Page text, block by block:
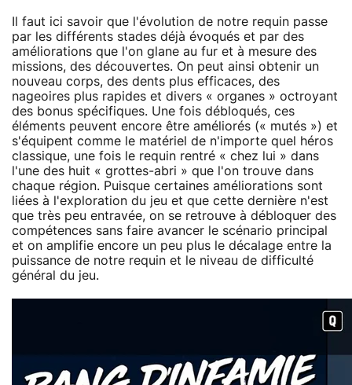
Il faut ici savoir que l'évolution de notre requin passe
par les différents stades déjà évoqués et par des
améliorations que l'on glane au fur et à mesure des
missions, des découvertes. On peut ainsi obtenir un
nouveau corps, des dents plus efficaces, des
nageoires plus rapides et divers « organes » octroyant
des bonus spécifiques. Une fois débloqués, ces
éléments peuvent encore être améliorés (« mutés ») et
s'équipent comme le matériel de n'importe quel héros
classique, une fois le requin rentré « chez lui » dans
l'une des huit « grottes-abri » que l'on trouve dans
chaque région. Puisque certaines améliorations sont
liées à l'exploration du jeu et que cette dernière n'est
que très peu entravée, on se retrouve à débloquer des
compétences sans faire avancer le scénario principal
et on amplifie encore un peu plus le décalage entre la
puissance de notre requin et le niveau de difficulté
général du jeu.